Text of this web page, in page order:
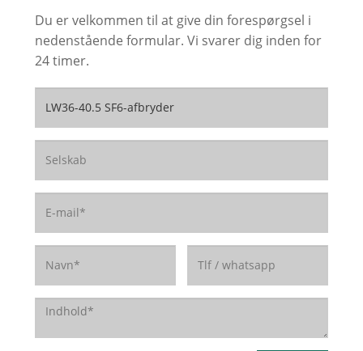
Du er velkommen til at give din forespørgsel i
nedenstående formular. Vi svarer dig inden for
24 timer.